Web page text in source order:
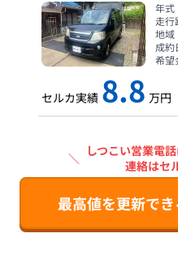
年式
走行
地域
成約
希望
セルカ実績 8.8 万円
＼ しつこい営業電
連絡はセ
最高値を更新で